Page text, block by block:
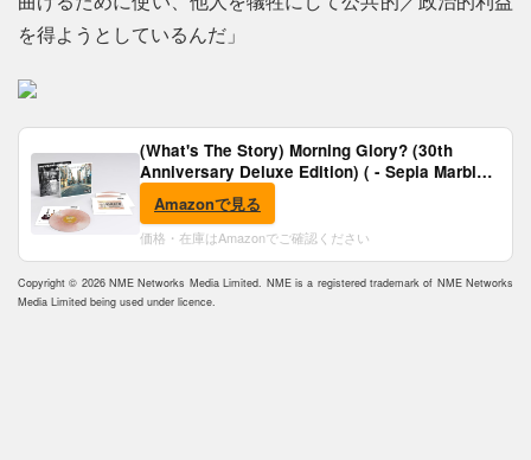
を得ようとしているんだ」
(What's The Story) Morning Glory? (30th
Anniversary Deluxe Edition) ( - Sepia Marble
Vinyl) [Analog]
Amazonで見る
価格・在庫はAmazonでご確認ください
Copyright © 2026 NME Networks Media Limited. NME is a registered trademark of NME Networks
Media Limited being used under licence.